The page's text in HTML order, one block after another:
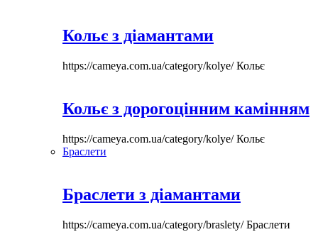
Кольє з діамантами
https://cameya.com.ua/category/kolye/Кольє
Кольє з дорогоцінним камінням
https://cameya.com.ua/category/kolye/Кольє
Браслети
Браслети з діамантами
https://cameya.com.ua/category/braslety/Браслети